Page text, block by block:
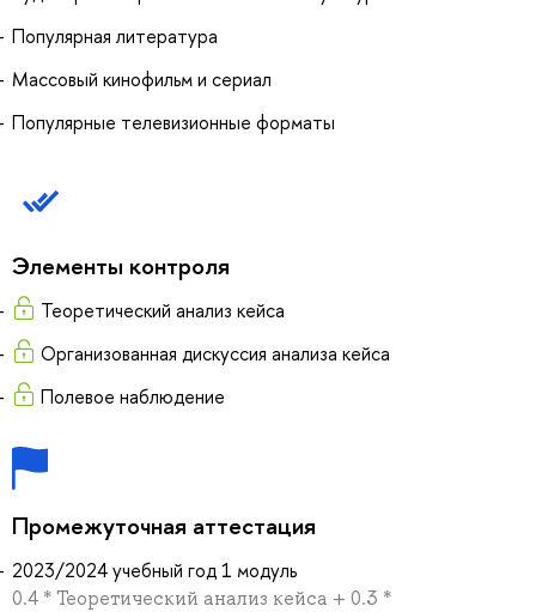
Популярная литература
Массовый кинофильм и сериал
Популярные телевизионные форматы
Элементы контроля
Теоретический анализ кейса
Организованная дискуссия анализа кейса
Полевое наблюдение
Промежуточная аттестация
2023/2024 учебный год 1 модуль
0.4 * Теоретический анализ кейса + 0.3 *